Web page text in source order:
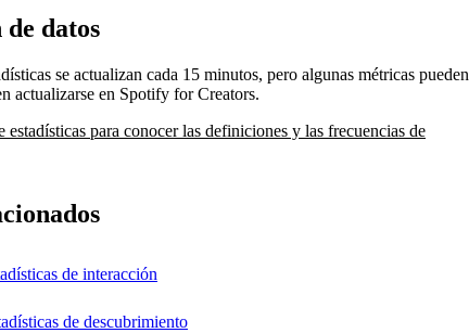
datos
se actualizan cada 15 minutos, pero algunas métricas pueden
actualizarse en Spotify for Creators.
estadísticas para conocer las definiciones y las frecuencias de
de interacción
de descubrimiento